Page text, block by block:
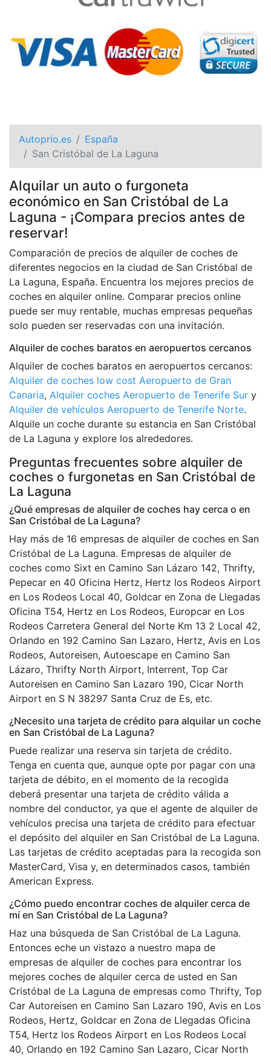
Autoprio.es
España
San Cristóbal de La Laguna
Alquilar un auto o furgoneta
económico en San Cristóbal de La
Laguna - ¡Compara precios antes de
reservar!
Comparación de precios de alquiler de coches de
diferentes negocios en la ciudad de San Cristóbal de
La Laguna, España. Encuentra los mejores precios de
coches en alquiler online. Comparar precios online
puede ser muy rentable, muchas empresas pequeñas
solo pueden ser reservadas con una invitación.
Alquiler de coches baratos en aeropuertos cercanos
Alquiler de coches baratos en aeropuertos cercanos:
Alquiler de coches low cost Aeropuerto de Gran
Canaria, Alquiler coches Aeropuerto de Tenerife Sur y
Alquiler de vehículos Aeropuerto de Tenerife Norte.
Alquile un coche durante su estancia en San Cristóbal
de La Laguna y explore los alrededores.
Preguntas frecuentes sobre alquiler de
coches o furgonetas en San Cristóbal de
La Laguna
¿Qué empresas de alquiler de coches hay cerca o en
San Cristóbal de La Laguna?
Hay más de 16 empresas de alquiler de coches en San
Cristóbal de La Laguna. Empresas de alquiler de
coches como Sixt en Camino San Lázaro 142, Thrifty,
Pepecar en 40 Oficina Hertz, Hertz los Rodeos Airport
en Los Rodeos Local 40, Goldcar en Zona de Llegadas
Oficina T54, Hertz en Los Rodeos, Europcar en Los
Rodeos Carretera General del Norte Km 13 2 Local 42,
Orlando en 192 Camino San Lazaro, Hertz, Avis en Los
Rodeos, Autoreisen, Autoescape en Camino San
Lázaro, Thrifty North Airport, Interrent, Top Car
Autoreisen en Camino San Lazaro 190, Cicar North
Airport en S N 38297 Santa Cruz de Es, etc.
¿Necesito una tarjeta de crédito para alquilar un coche
en San Cristóbal de La Laguna?
Puede realizar una reserva sin tarjeta de crédito.
Tenga en cuenta que, aunque opte por pagar con una
tarjeta de débito, en el momento de la recogida
deberá presentar una tarjeta de crédito válida a
nombre del conductor, ya que el agente de alquiler de
vehículos precisa una tarjeta de crédito para efectuar
el depósito del alquiler en San Cristóbal de La Laguna.
Las tarjetas de crédito aceptadas para la recogida son
MasterCard, Visa y, en determinados casos, también
American Express.
¿Cómo puedo encontrar coches de alquiler cerca de
mí en San Cristóbal de La Laguna?
Haz una búsqueda de San Cristóbal de La Laguna.
Entonces eche un vistazo a nuestro mapa de
empresas de alquiler de coches para encontrar los
mejores coches de alquiler cerca de usted en San
Cristóbal de La Laguna de empresas como Thrifty, Top
Car Autoreisen en Camino San Lazaro 190, Avis en Los
Rodeos, Hertz, Goldcar en Zona de Llegadas Oficina
T54, Hertz los Rodeos Airport en Los Rodeos Local
40, Orlando en 192 Camino San Lazaro, Cicar North